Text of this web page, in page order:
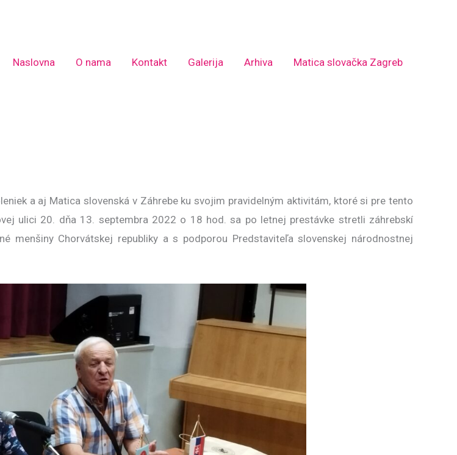
Naslovna
O nama Kontakt Galerija Arhiva Matica slovačka Zagreb
a aj Matica slovenská v Záhrebe ku svojim pravidelným aktivitám, ktoré si pre tento
ulici 20. dňa 13. septembra 2022 o 18 hod. sa po letnej prestávke stretli záhrebskí
menšiny Chorvátskej republiky a s podporou Predstaviteľa slovenskej národnostnej